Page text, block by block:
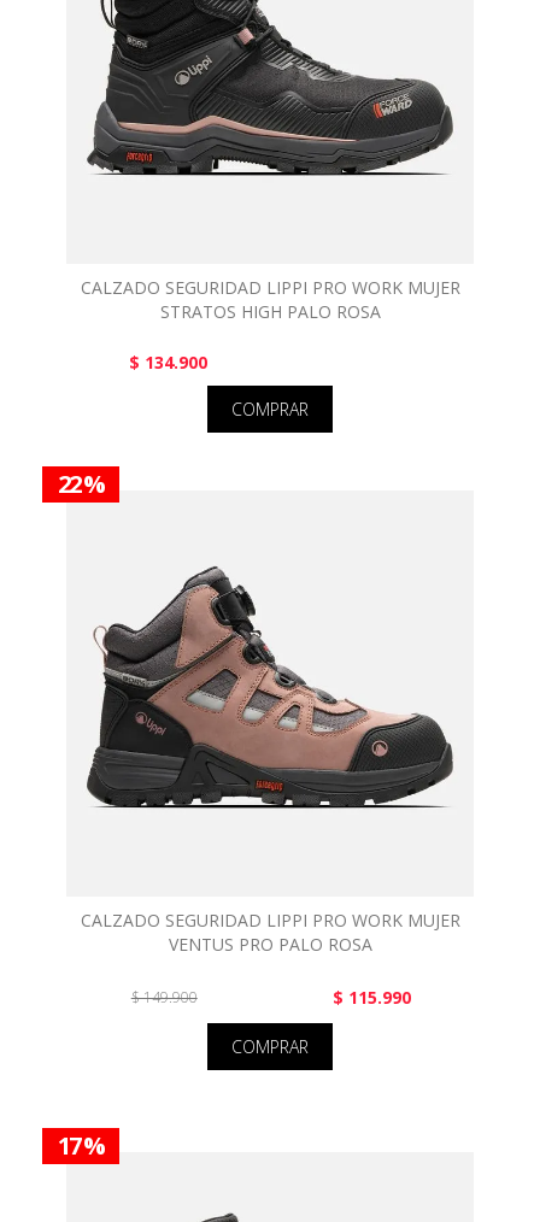
CALZADO SEGURIDAD LIPPI PRO WORK MUJER
STRATOS HIGH PALO ROSA
$ 134.900
COMPRAR
22 %
CALZADO SEGURIDAD LIPPI PRO WORK MUJER
VENTUS PRO PALO ROSA
$ 149.900 $ 115.990
COMPRAR
17 %